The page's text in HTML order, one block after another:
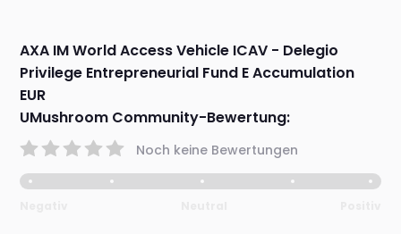
AXA IM World Access Vehicle ICAV - Delegio
Privilege Entrepreneurial Fund E Accumulation
EUR
UMushroom Community-Bewertung:
Noch keine Bewertungen